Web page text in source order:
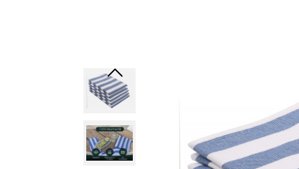
Bildergalerie überspringen